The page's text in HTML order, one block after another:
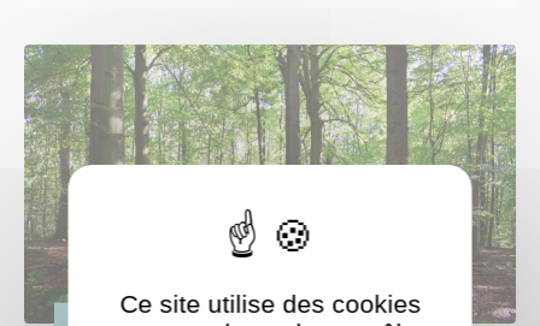
Ce site utilise des cookies